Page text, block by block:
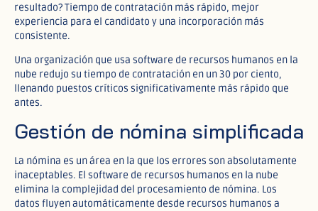
resultado? Tiempo de contratación más rápido, mejor
experiencia para el candidato y una incorporación más
consistente.​
Una organización que usa software de recursos humanos en la
nube redujo su tiempo de contratación en un 30 por ciento,
llenando puestos críticos significativamente más rápido que
antes.​
Gestión de nómina simplificada
La nómina es un área en la que los errores son absolutamente
inaceptables. El software de recursos humanos en la nube
elimina la complejidad del procesamiento de nómina. Los
datos fluyen automáticamente desde recursos humanos a